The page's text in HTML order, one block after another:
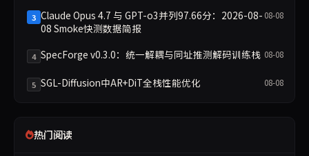
3 Claude Opus 4.7 与 GPT-o3并列97.66分：2026-08-
08 Smoke快测数据简报
08-08
4 SpecForge v0.3.0：统一解耦与同址推测解码训练栈 08-08
5 SGL-Diffusion中AR+DiT全栈性能优化 08-08
热门阅读